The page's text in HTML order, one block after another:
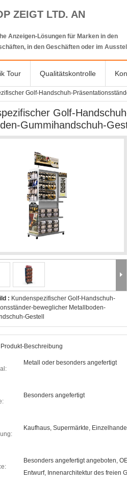
ZEIGT LTD. AN
Anzeigen-Lösungen für Marken in den
in den Geschäften oder im
Tour Qualitätskontrolle
Golf-Handschuh-
Golf-
Gummihandschuh-
: Kundenspezifischer Golf-Handschuh-
beweglicher Metallboden-
Gestell
Beschreibung
Metall oder besonders angefertigt
Besonders angefertigt
Kaufhaus, Supermärkte,
Besonders angefertigt angeboten,
Entwurf, Innenarchitektur des freien